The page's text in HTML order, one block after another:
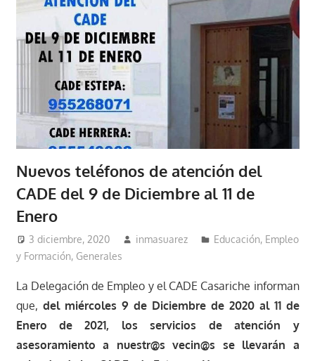
Casariche
(Sevilla)
Nuevos teléfonos de atención del
CADE del 9 de Diciembre al 11 de
Enero
3 diciembre, 2020 inmasuarez
Educación, Empleo
y Formación, Generales
La Delegación de Empleo y el CADE Casariche informan
que, del miércoles 9 de Diciembre de 2020 al 11 de
Enero de 2021,
los servicios de atención y
asesoramiento a nuestr@s vecin@s se llevarán a